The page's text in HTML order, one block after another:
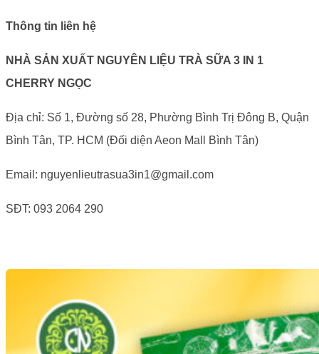
Thông tin liên hệ
NHÀ SẢN XUẤT NGUYÊN LIỆU TRÀ SỮA 3 IN 1
CHERRY NGỌC
Địa chỉ: Số 1, Đường số 28, Phường Bình Trị Đông B, Quận
Bình Tân, TP. HCM (Đối diện Aeon Mall Bình Tân)
Email: nguyenlieutrasua3in1@gmail.com
SĐT: 093 2064 290